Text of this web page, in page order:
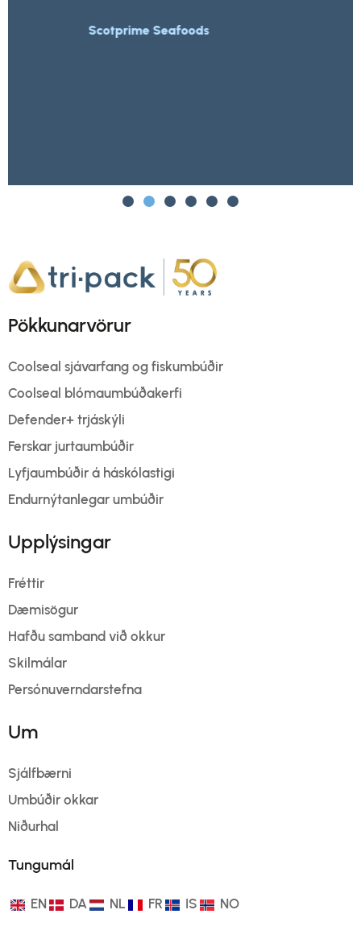
Morrisons
Pökkunarvörur
Coolseal sjávarfang og fiskumbúðir
Coolseal blómaumbúðakerfi
Defender+ trjáskýli
Ferskar jurtaumbúðir
Lyfjaumbúðir á háskólastigi
Endurnýtanlegar umbúðir
Upplýsingar
Fréttir
Dæmisögur
Hafðu samband við okkur
Skilmálar
Persónuverndarstefna
Um
Sjálfbærni
Umbúðir okkar
Niðurhal
Tungumál
EN DA NL FR IS NO